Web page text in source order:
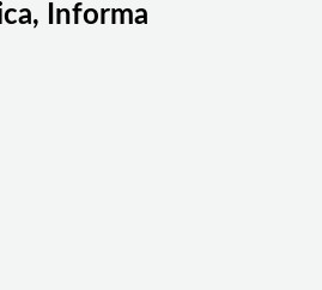
Informa